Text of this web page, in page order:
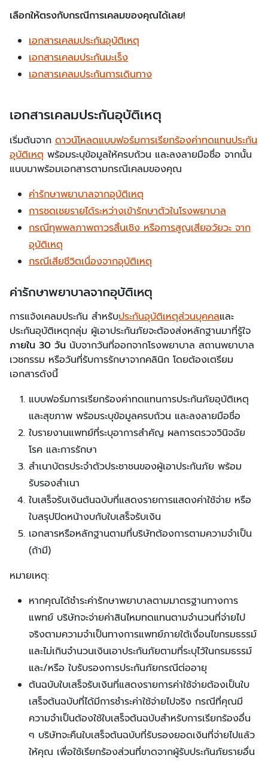
เลือกให้ตรงกับกรณีการเคลมของคุณได้เลย!
เอกสารเคลมประกันอุบัติเหตุ
เอกสารเคลมประกันมะเร็ง
เอกสารเคลมประกันการเดินทาง
เอกสารเคลมประกันอุบัติเหตุ
เริ่มต้นจาก ดาวน์โหลดแบบฟอร์มการเรียกร้องค่าทดแทนประกัน
อุบัติเหตุ พร้อมระบุข้อมูลให้ครบถ้วน และลงลายมือชื่อ จากนั้น
แนบมาพร้อมเอกสารตามกรณีเคลมของคุณ
ค่ารักษาพยาบาลจากอุบัติเหตุ
การชดเชยรายได้ระหว่างเข้ารักษาตัวในโรงพยาบาล
กรณีทุพพลภาพถาวรสิ้นเชิง หรือการสูญเสียอวัยวะ จาก
อุบัติเหตุ
กรณีเสียชีวิตเนื่องจากอุบัติเหตุ
ค่ารักษาพยาบาลจากอุบัติเหตุ
การแจ้งเคลมประกัน สำหรับประกันอุบัติเหตุส่วนบุคคลและ
ประกันอุบัติเหตุกลุ่ม ผู้เอาประกันภัยจะต้องส่งหลักฐานมาที่รู้ใจ
ภายใน 30 วัน นับจากวันที่ออกจากโรงพยาบาล สถานพยาบาล
เวชกรรม หรือวันที่รับการรักษาจากคลินิก โดยต้องเตรียม
เอกสารดังนี้
แบบฟอร์มการเรียกร้องค่าทดแทนการประกันภัยอุบัติเหตุ
และสุขภาพ พร้อมระบุข้อมูลครบถ้วน และลงลายมือชื่อ
ใบรายงานแพทย์ที่ระบุอาการสำคัญ ผลการตรวจวินิจฉัย
โรค และการรักษา
สำเนาบัตรประจำตัวประชาชนของผู้เอาประกันภัย พร้อม
รับรองสำเนา
ใบเสร็จรับเงินต้นฉบับที่แสดงรายการแสดงค่าใช้จ่าย หรือ
ใบสรุปปิดหน้างบกับใบเสร็จรับเงิน
เอกสารหรือหลักฐานตามที่บริษัทต้องการตามความจำเป็น
(ถ้ามี)
หมายเหตุ:
หากคุณได้ชำระค่ารักษาพยาบาลตามมาตรฐานทางการ
แพทย์ บริษัทจะจ่ายค่าสินไหมทดแทนตามจำนวนที่จ่ายไป
จริงตามความจำเป็นทางการแพทย์ภายใต้เงื่อนไขกรมธรรม์
และไม่เกินจำนวนเงินเอาประกันภัยตามที่ระบุไว้ในกรมธรรม์
และ/หรือ ใบรับรองการประกันภัยกรณีต่ออายุ
ต้นฉบับใบเสร็จรับเงินที่แสดงรายการค่าใช้จ่ายต้องเป็นใบ
เสร็จต้นฉบับที่ได้มีการชำระค่าใช้จ่ายไปจริง กรณีที่คุณมี
ความจำเป็นต้องใช้ใบเสร็จต้นฉบับสำหรับการเรียกร้องอื่น
ๆ บริษัทจะคืนใบเสร็จต้นฉบับที่รับรองยอดเงินที่จ่ายไปแล้ว
ให้คุณ เพื่อใช้เรียกร้องส่วนที่ขาดจากผู้รับประกันภัยรายอื่น